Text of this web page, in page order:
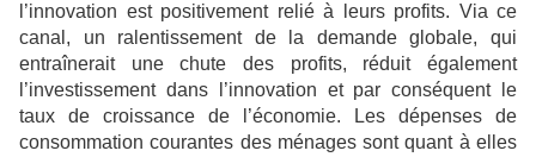
l’innovation est positivement relié à leurs profits. Via ce
canal, un ralentissement de la demande globale, qui
entraînerait une chute des profits, réduit également
l’investissement dans l’innovation et par conséquent le
taux de croissance de l’économie. Les dépenses de
consommation courantes des ménages sont quant à elles